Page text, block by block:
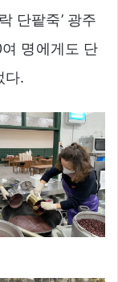
단팥죽’ 광주
명에게도 단
다.